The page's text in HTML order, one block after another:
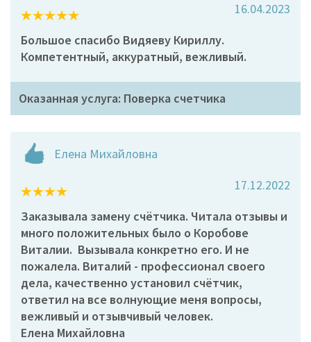
16.04.2023
Большое спасибо Видяеву Кириллу.
Компетентный, аккуратный, вежливый.
Оказанная услуга: Поверка счетчика
Елена Михайловна
17.12.2022
Заказывала замену счётчика. Читала отзывы и
много положительных было о Коробове
Виталии. Вызывала конкретно его. И не
пожалела. Виталий - профессионал своего
дела, качественно установил счётчик,
ответил на все волнующие меня вопросы,
вежливый и отзывчивый человек.
Елена Михайловна